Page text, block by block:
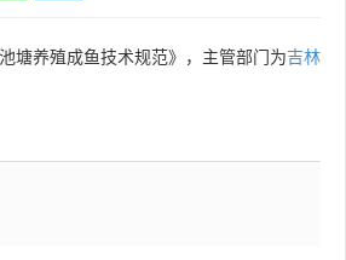
技术委员会
塘养殖成鱼技术规范》，主管部门为吉林